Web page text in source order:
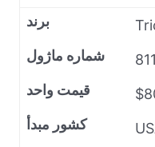
برند
شماره ماژول
قیمت واحد
کشور مبدأ